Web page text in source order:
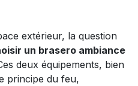
extérieur, la question
un brasero ambiance
deux équipements, bien
principe du feu,